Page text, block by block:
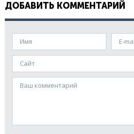
ДОБАВИТЬ КОММЕНТАРИЙ
E-